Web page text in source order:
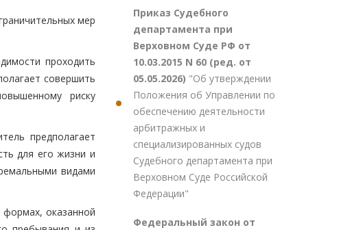
мер
проходить
совершить
риску
предполагает
для его жизни и
видами
оказанной
Приказ Судебного
департамента при
Верховном Суде РФ от
10.03.2015 N 60 (ред. от
05.05.2026) "Об утверждении
Положения об Управлении по
обеспечению деятельности
арбитражных и
специализированных судов
Судебного департамента при
Верховном Суде Российской
Федерации"
Федеральный закон от